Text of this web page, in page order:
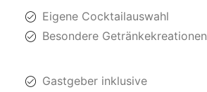
Eigene Cocktailauswahl
Besondere Getränkekreationen
Gastgeber inklusive